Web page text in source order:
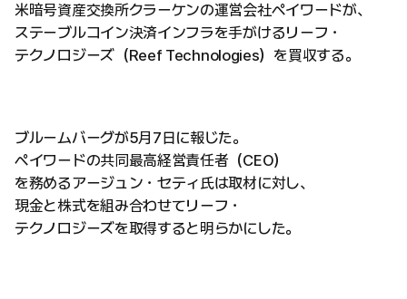
米暗号資産交換所クラーケンの運営会社ペイワードが、
ステーブルコイン決済インフラを手がけるリーフ・
テクノロジーズ（Reef Technologies）を買収する。
ブルームバーグが5月7日に報じた。
ペイワードの共同最高経営責任者（CEO）
を務めるアージュン・セティ氏は取材に対し、
現金と株式を組み合わせてリーフ・
テクノロジーズを取得すると明らかにした。